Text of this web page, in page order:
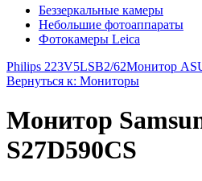
Беззеркальные камеры
Небольшие фотоаппараты
Фотокамеры Leica
Philips 223V5LSB2/62Монитор
Вернуться к: Мониторы
Монитор
S27D590CS